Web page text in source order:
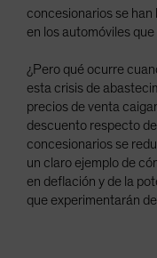
concesionarios se
en los automóviles
¿Pero qué ocurre
esta crisis de
precios de venta
descuento respecto
concesionarios se
un claro ejemplo de
en deflación y de la
que experimentarán